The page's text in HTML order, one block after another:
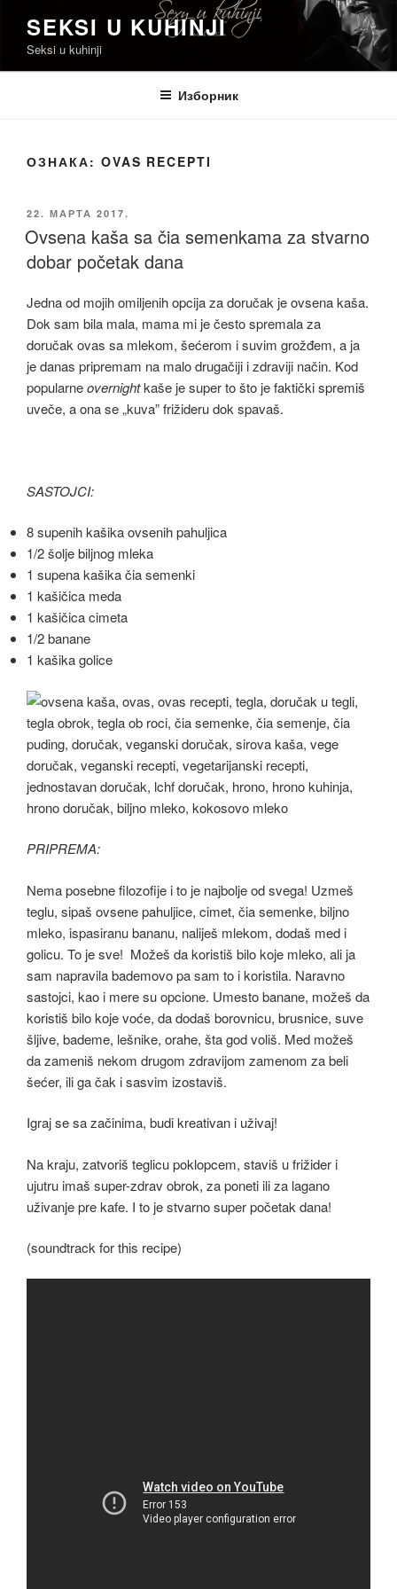
садржај
SEKSI U KUHINJI
Seksi u kuhinji
Изборник
ОЗНАКА: OVAS RECEPTI
ОБЈАВЉЕНО
22. МАРТА 2017.
Ovsena kaša sa čia semenkama za stvarno
dobar početak dana
Jedna od mojih omiljenih opcija za doručak je ovsena kaša.
Dok sam bila mala, mama mi je često spremala za
doručak ovas sa mlekom, šećerom i suvim grožđem, a ja
je danas pripremam na malo drugačiji i zdraviji način. Kod
popularneovernightkaše je super to što je faktički spremiš
uveče, a ona se „kuva” frižideru dok spavaš.
SASTOJCI:
8 supenih kašika ovsenih pahuljica
1/2 šolje biljnog mleka
1 supena kašika čia semenki
1 kašičica meda
1 kašičica cimeta
1/2 banane
1 kašika golice
PRIPREMA:
Nema posebne filozofije i to je najbolje od svega! Uzmeš
teglu, sipaš ovsene pahuljice, cimet, čia semenke, biljno
mleko, ispasiranu bananu, naliješ mlekom, dodaš med i
golicu. To je sve! Možeš da koristiš bilo koje mleko, ali ja
sam napravila bademovo pa sam to i koristila. Naravno
sastojci, kao i mere su opcione. Umesto banane, možeš da
koristiš bilo koje voće, da dodaš borovnicu, brusnice, suve
šljive, bademe, lešnike, orahe, šta god voliš. Med možeš
da zameniš nekom drugom zdravijom zamenom za beli
šećer, ili ga čak i sasvim izostaviš.
Igraj se sa začinima, budi kreativan i uživaj!
Na kraju, zatvoriš teglicu poklopcem, staviš u frižider i
ujutru imaš super-zdrav obrok, za poneti ili za lagano
uživanje pre kafe. I to je stvarno super početak dana!
(soundtrack for this recipe)